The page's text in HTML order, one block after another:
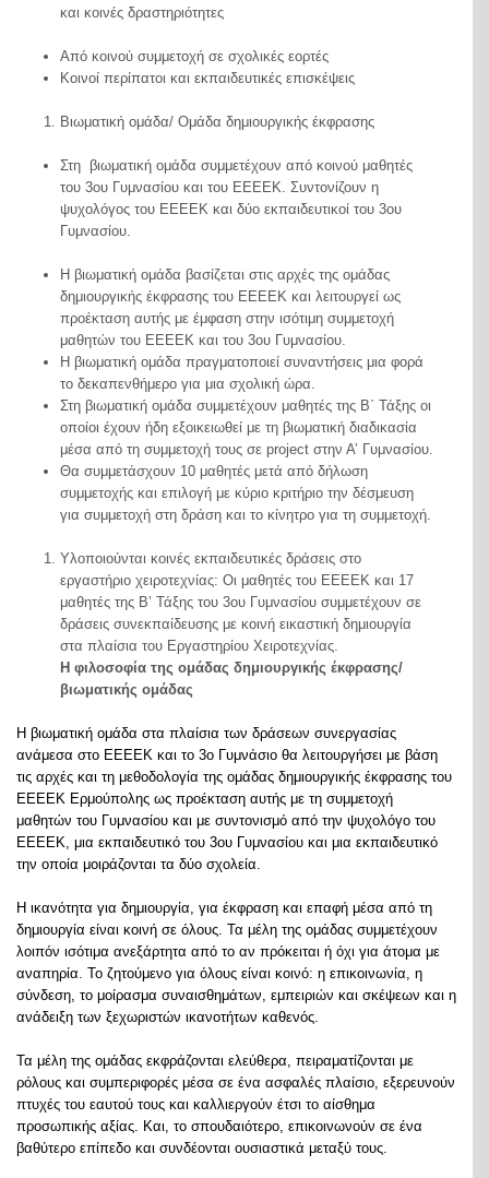
και κοινές δραστηριότητες
Από κοινού συμμετοχή σε σχολικές εορτές
Κοινοί περίπατοι και εκπαιδευτικές επισκέψεις
Βιωματική ομάδα/ Ομάδα δημιουργικής έκφρασης
Στη βιωματική ομάδα συμμετέχουν από κοινού μαθητές
του 3ου Γυμνασίου και του ΕΕΕΕΚ. Συντονίζουν η
ψυχολόγος του ΕΕΕΕΚ και δύο εκπαιδευτικοί του 3ου
Γυμνασίου.
Η βιωματική ομάδα βασίζεται στις αρχές της ομάδας
δημιουργικής έκφρασης του ΕΕΕΕΚ και λειτουργεί ως
προέκταση αυτής με έμφαση στην ισότιμη συμμετοχή
μαθητών του ΕΕΕΕΚ και του 3ου Γυμνασίου.
Η βιωματική ομάδα πραγματοποιεί συναντήσεις μια φορά
το δεκαπενθήμερο για μια σχολική ώρα.
Στη βιωματική ομάδα συμμετέχουν μαθητές της Β΄ Τάξης οι
οποίοι έχουν ήδη εξοικειωθεί με τη βιωματική διαδικασία
μέσα από τη συμμετοχή τους σε project στην Α’ Γυμνασίου.
Θα συμμετάσχουν 10 μαθητές μετά από δήλωση
συμμετοχής και επιλογή με κύριο κριτήριο την δέσμευση
για συμμετοχή στη δράση και το κίνητρο για τη συμμετοχή.
Υλοποιούνται κοινές εκπαιδευτικές δράσεις στο
εργαστήριο χειροτεχνίας: Οι μαθητές του ΕΕΕΕΚ και 17
μαθητές της Β’ Τάξης του 3ου Γυμνασίου συμμετέχουν σε
δράσεις συνεκπαίδευσης με κοινή εικαστική δημιουργία
στα πλαίσια του Εργαστηρίου Χειροτεχνίας.
Η φιλοσοφία της ομάδας δημιουργικής έκφρασης/
βιωματικής ομάδας
Η βιωματική ομάδα στα πλαίσια των δράσεων συνεργασίας
ανάμεσα στο ΕΕΕΕΚ και το 3ο Γυμνάσιο θα λειτουργήσει με βάση
τις αρχές και τη μεθοδολογία της ομάδας δημιουργικής έκφρασης του
ΕΕΕΕΚ Ερμούπολης ως προέκταση αυτής με τη συμμετοχή
μαθητών του Γυμνασίου και με συντονισμό από την ψυχολόγο του
ΕΕΕΕΚ, μια εκπαιδευτικό του 3ου Γυμνασίου και μια εκπαιδευτικό
την οποία μοιράζονται τα δύο σχολεία.
Η ικανότητα για δημιουργία, για έκφραση και επαφή μέσα από τη
δημιουργία είναι κοινή σε όλους. Τα μέλη της ομάδας συμμετέχουν
λοιπόν ισότιμα ανεξάρτητα από το αν πρόκειται ή όχι για άτομα με
αναπηρία. Το ζητούμενο για όλους είναι κοινό: η επικοινωνία, η
σύνδεση, το μοίρασμα συναισθημάτων, εμπειριών και σκέψεων και η
ανάδειξη των ξεχωριστών ικανοτήτων καθενός.
Τα μέλη της ομάδας εκφράζονται ελεύθερα, πειραματίζονται με
ρόλους και συμπεριφορές μέσα σε ένα ασφαλές πλαίσιο, εξερευνούν
πτυχές του εαυτού τους και καλλιεργούν έτσι το αίσθημα
προσωπικής αξίας. Και, το σπουδαιότερο, επικοινωνούν σε ένα
βαθύτερο επίπεδο και συνδέονται ουσιαστικά μεταξύ τους.